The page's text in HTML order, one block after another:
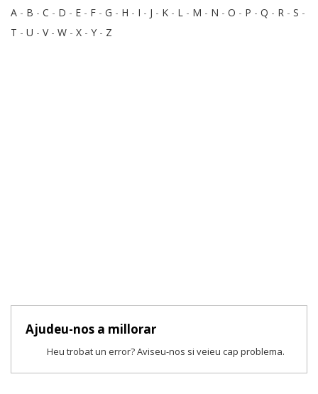
A - B - C - D - E - F - G - H - I - J - K - L - M - N - O - P - Q - R - S -
T - U - V- W - X - Y - Z
Ajudeu-nos a millorar
Heu trobat un error? Aviseu-nos si veieu cap problema.